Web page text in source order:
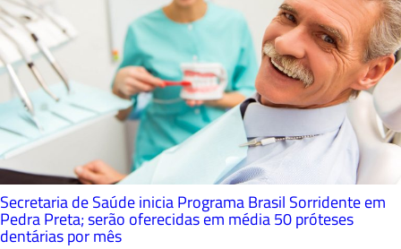
Secretaria de Saúde inicia Programa Brasil Sorridente em
Pedra Preta; serão oferecidas em média 50 próteses
dentárias por mês